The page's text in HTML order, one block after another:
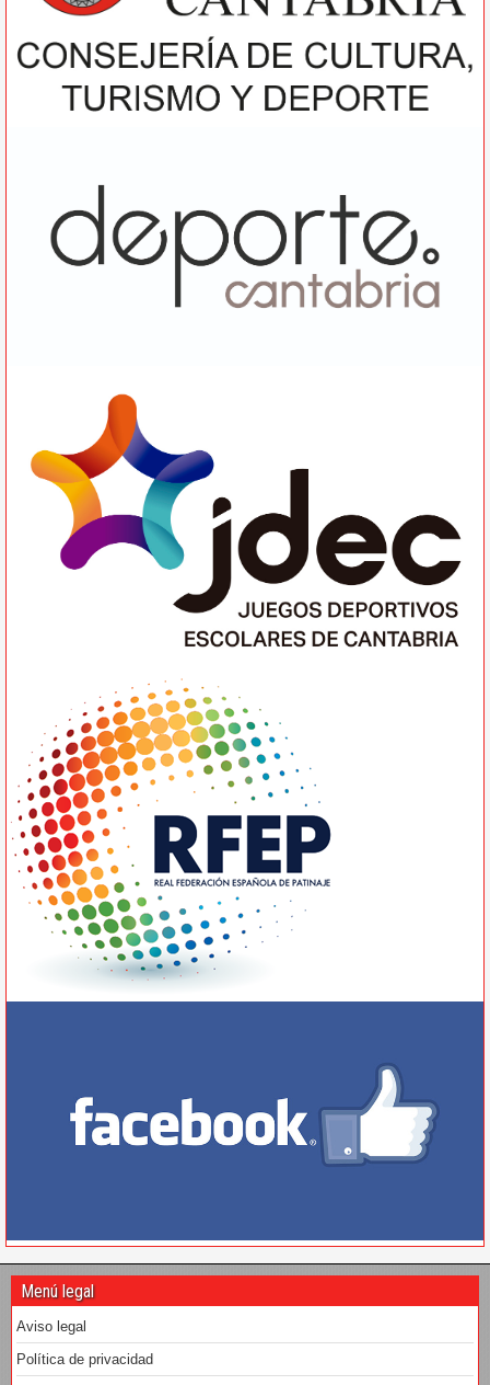
Menú legal
Aviso legal
Política de privacidad